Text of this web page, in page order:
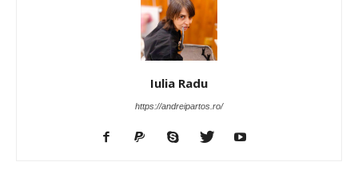
Iulia Radu
https://andreipartos.ro/